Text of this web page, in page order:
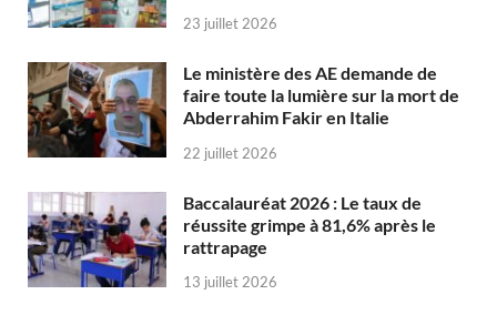
23 juillet 2026
Le ministère des AE demande de
faire toute la lumière sur la mort de
Abderrahim Fakir en Italie
22 juillet 2026
Baccalauréat 2026 : Le taux de
réussite grimpe à 81,6% après le
rattrapage
13 juillet 2026